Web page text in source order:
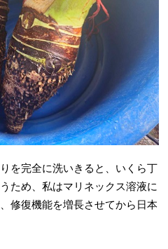
を完全に洗いきると、いくら丁
ため、私はマリネックス溶液に
修復機能を増長させてから日本